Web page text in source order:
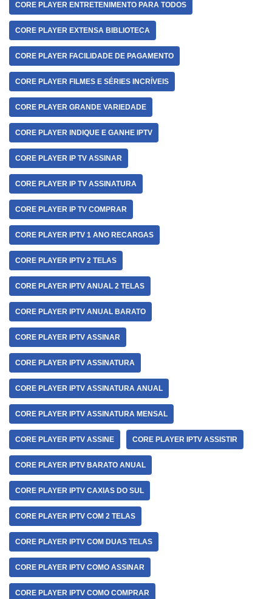
CORE PLAYER ENTRETENIMENTO PARA TODOS
CORE PLAYER EXTENSA BIBLIOTECA
CORE PLAYER FACILIDADE DE PAGAMENTO
CORE PLAYER FILMES E SÉRIES INCRÍVEIS
CORE PLAYER GRANDE VARIEDADE
CORE PLAYER INDIQUE E GANHE IPTV
CORE PLAYER IP TV ASSINAR
CORE PLAYER IP TV ASSINATURA
CORE PLAYER IP TV COMPRAR
CORE PLAYER IPTV 1 ANO RECARGAS
CORE PLAYER IPTV 2 TELAS
CORE PLAYER IPTV ANUAL 2 TELAS
CORE PLAYER IPTV ANUAL BARATO
CORE PLAYER IPTV ASSINAR
CORE PLAYER IPTV ASSINATURA
CORE PLAYER IPTV ASSINATURA ANUAL
CORE PLAYER IPTV ASSINATURA MENSAL
CORE PLAYER IPTV ASSINE CORE PLAYER IPTV ASSISTIR
CORE PLAYER IPTV BARATO ANUAL
CORE PLAYER IPTV CAXIAS DO SUL
CORE PLAYER IPTV COM 2 TELAS
CORE PLAYER IPTV COM DUAS TELAS
CORE PLAYER IPTV COMO ASSINAR
CORE PLAYER IPTV COMO COMPRAR